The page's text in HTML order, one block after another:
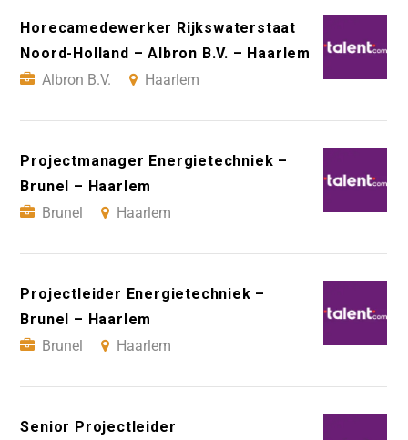
Horecamedewerker Rijkswaterstaat
Noord-Holland – Albron B.V. – Haarlem
Albron B.V.
Haarlem
Projectmanager Energietechniek –
Brunel – Haarlem
Brunel
Haarlem
Projectleider Energietechniek –
Brunel – Haarlem
Brunel
Haarlem
Senior Projectleider